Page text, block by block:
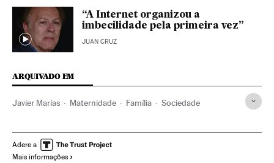
“A Internet organizou a
imbecilidade pela primeira vez”
JUAN CRUZ
ARQUIVADO EM
Javier Marías Maternidade Família Sociedade
Adere a
Mais informações